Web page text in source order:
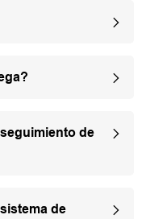
de
de